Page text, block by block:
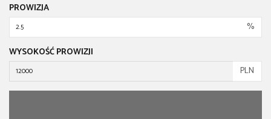
PROWIZJA
%
WYSOKOŚĆ PROWIZJI
PLN